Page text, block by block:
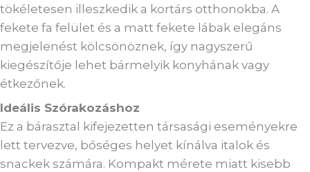
tökéletesen illeszkedik a kortárs otthonokba. A
fekete fa felület és a matt fekete lábak elegáns
megjelenést kölcsönöznek, így nagyszerű
kiegészítője lehet bármelyik konyhának vagy
étkezőnek.
Ideális Szórakozáshoz
Ez a bárasztal kifejezetten társasági eseményekre
lett tervezve, bőséges helyet kínálva italok és
snackek számára. Kompakt mérete miatt kisebb